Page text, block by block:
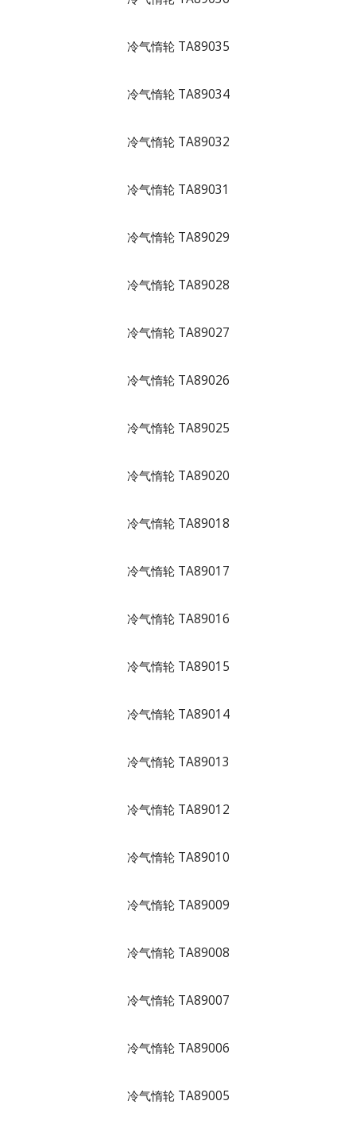
冷气惰轮 TA89035
冷气惰轮 TA89034
冷气惰轮 TA89032
冷气惰轮 TA89031
冷气惰轮 TA89029
冷气惰轮 TA89028
冷气惰轮 TA89027
冷气惰轮 TA89026
冷气惰轮 TA89025
冷气惰轮 TA89020
冷气惰轮 TA89018
冷气惰轮 TA89017
冷气惰轮 TA89016
冷气惰轮 TA89015
冷气惰轮 TA89014
冷气惰轮 TA89013
冷气惰轮 TA89012
冷气惰轮 TA89010
冷气惰轮 TA89009
冷气惰轮 TA89008
冷气惰轮 TA89007
冷气惰轮 TA89006
冷气惰轮 TA89005